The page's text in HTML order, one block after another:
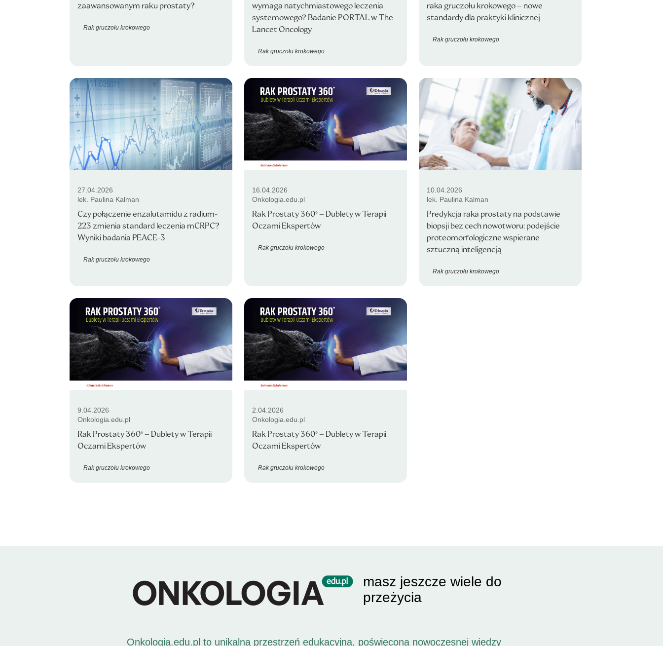
zaawansowanym raku prostaty?
Rak gruczołu krokowego
wymaga natychmiastowego leczenia
systemowego? Badanie PORTAL w The
Lancet Oncology
Rak gruczołu krokowego
raka gruczołu krokowego – nowe
standardy dla praktyki klinicznej
Rak gruczołu krokowego
27.04.2026
lek. Paulina Kalman
Czy połączenie enzalutamidu z radium-
223 zmienia standard leczenia mCRPC?
Wyniki badania PEACE-3
Rak gruczołu krokowego
16.04.2026
Onkologia.edu.pl
Rak Prostaty 360° – Dublety w Terapii
Oczami Ekspertów
Rak gruczołu krokowego
10.04.2026
lek. Paulina Kalman
Predykcja raka prostaty na podstawie
biopsji bez cech nowotworu: podejście
proteomorfologiczne wspierane
sztuczną inteligencją
Rak gruczołu krokowego
9.04.2026
Onkologia.edu.pl
Rak Prostaty 360° – Dublety w Terapii
Oczami Ekspertów
Rak gruczołu krokowego
2.04.2026
Onkologia.edu.pl
Rak Prostaty 360° – Dublety w Terapii
Oczami Ekspertów
Rak gruczołu krokowego
masz jeszcze wiele do
przeżycia
Onkologia.edu.pl to unikalna przestrzeń edukacyjna, poświęcona nowoczesnej wiedzy